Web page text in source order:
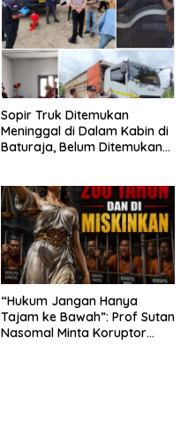
Undang‑Undang
Sopir Truk Ditemukan
Meninggal di Dalam Kabin di
Baturaja, Belum Ditemukan
“Hukum Jangan Hanya
Tajam ke Bawah”: Prof Sutan
Nasomal Minta Koruptor